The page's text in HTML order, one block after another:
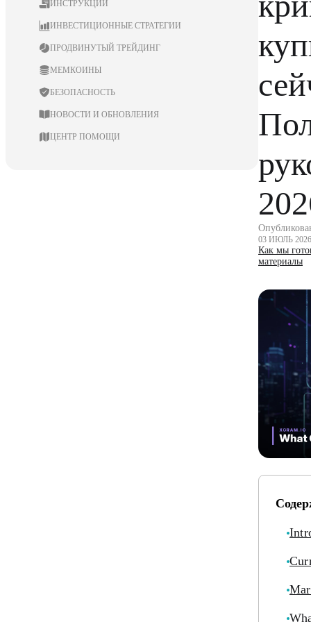
ИНСТРУКЦИИ
ИНВЕСТИЦИОННЫЕ СТРАТЕГИИ
ПРОДВИНУТЫЙ ТРЕЙДИНГ
МЕМКОИНЫ
БЕЗОПАСНОСТЬ
НОВОСТИ И ОБНОВЛЕНИЯ
ЦЕНТР ПОМОЩИ
03 ИЮЛЬ 2026
Как мы
материалы